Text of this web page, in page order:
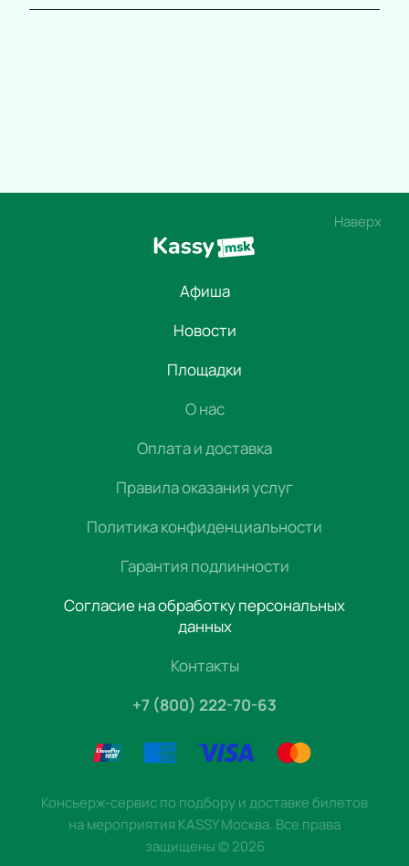
Наверх
Афиша
Новости
Площадки
О нас
Оплата и доставка
Правила оказания услуг
Политика конфиденциальности
Гарантия подлинности
Согласие на обработку персональных
данных
Контакты
+7 (800) 222-70-63
Консьерж-сервис по подбору и доставке билетов
на мероприятия KASSY Москва. Все права
защищены©2026